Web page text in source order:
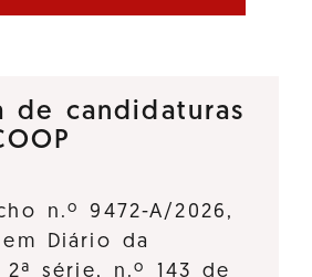
de candidaturas
n.º 9472-A/2026,
Diário da
2ª série, n.º 143 de